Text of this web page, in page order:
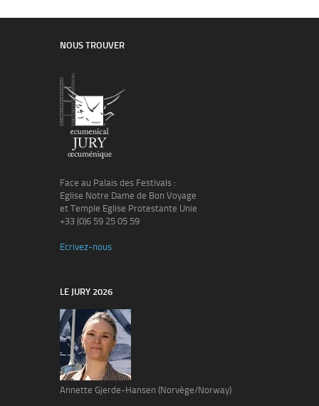
NOUS TROUVER
Face au Palais des Festivals :
Eglise Notre Dame de Bon Voyage
et Temple Eglise Protestante Unie
+33 (0)6 59 25 05 59
Ecrivez-nous
LE JURY 2026
Annette Gjerde-Hansen (Norvège/Norway)